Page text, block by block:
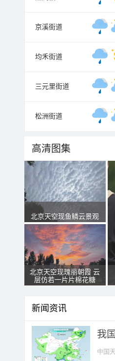
京溪街道
均禾街道
三元里街道
松洲街道
高清图集
北京天空现鱼鳞云景观
北京天空现瑰丽朝霞 云
层仿若一片片棉花糖
新闻资讯
我
中国